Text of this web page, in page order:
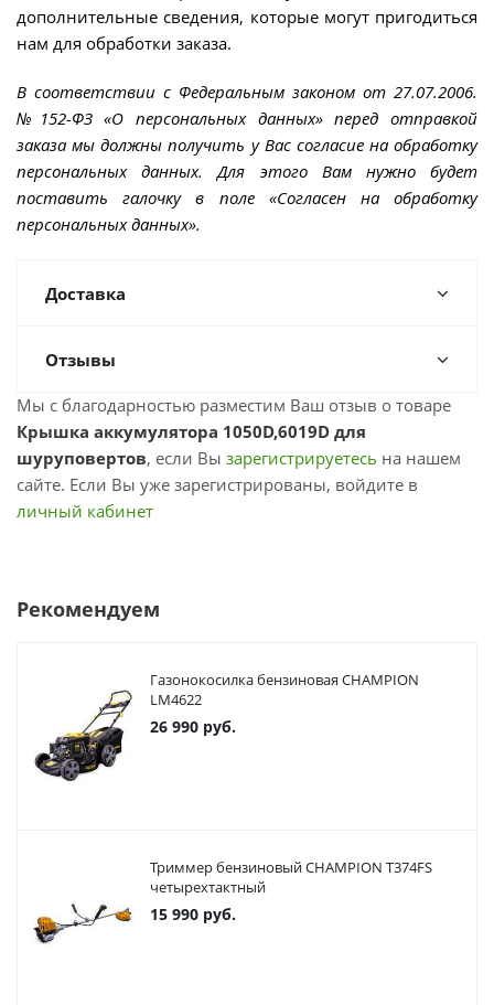
дополнительные сведения, которые могут пригодиться
нам для обработки заказа.
В соответствии с Федеральным законом от 27.07.2006.
№152-ФЗ «О персональных данных» перед отправкой
заказа мы должны получить у Вас согласие на обработку
персональных данных. Для этого Вам нужно будет
поставить галочку в поле «Согласен на обработку
персональных данных».
Доставка
Отзывы
Мы с благодарностью разместим Ваш отзыв о товаре
Крышка аккумулятора 1050D,6019D для
шуруповертов, если Вы зарегистрируетесь на нашем
сайте. Если Вы уже зарегистрированы, войдите в
личный кабинет
Рекомендуем
Газонокосилка бензиновая CHAMPION
LM4622
26 990 руб.
Триммер бензиновый CHAMPION T374FS
четырехтактный
15 990 руб.